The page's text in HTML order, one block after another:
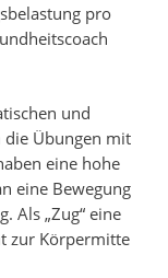
pro
und
die Übungen mit
eine hohe
eine Bewegung
Als „Zug“ eine
zur Körpermitte